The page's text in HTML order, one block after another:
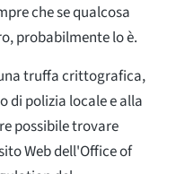
che se qualcosa
probabilmente lo è.
truffa crittografica,
di polizia locale e alla
possibile trovare
Web dell'Office of